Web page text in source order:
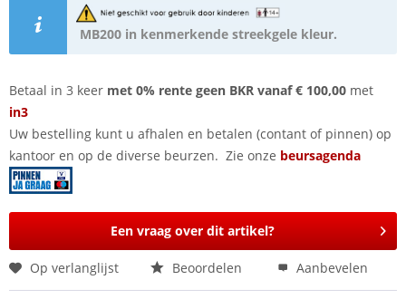
MB200 in kenmerkende streekgele kleur.
Betaal in 3 keer met 0% rente geen BKR vanaf € 100,00 met
in3
Uw bestelling kunt u afhalen en betalen (contant of pinnen) op
kantoor en op de diverse beurzen. Zie onze beursagenda
Een vraag over dit artikel?
Op verlanglijst Beoordelen Aanbevelen